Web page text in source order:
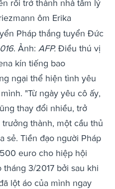
rồi trở thành nhà tâm lý
ôm Erika
Pháp thắng tuyển Đức
. Ảnh: AFP. Điều thú vị
kín tiếng bao
ngại thể hiện tình yêu
"Từ ngày yêu cô ấy,
thay đổi nhiều, trở
thành, một cầu thủ
sẻ. Tiền đạo người Pháp
euro cho hiệp hội
tháng 3/2017 bởi sau khi
lột áo của mình ngay